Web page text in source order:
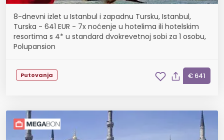
8-dnevni izlet u Istanbul i zapadnu Tursku, Istanbul,
Turska - 641 EUR - 7x noćenje u hotelima ili hotelskim
resortima s 4* u standard dvokrevetnoj sobi za 1 osobu,
Polupansion
Putovanja € 641